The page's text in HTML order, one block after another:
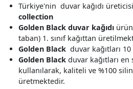
Türkiye'nin duvar kağıdı
collection
Golden Black duvar kağıdı
taban) 1. sınıf kağıttan
Golden Black duvar kağıtları
Golden Black duvar kağıtları
kullanılarak, kaliteli ve %100
üretmektedir.